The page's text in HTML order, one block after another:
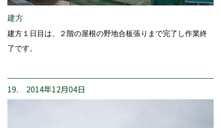
建方
建方１日目は、２階の屋根の野地合板張りまで完了し作業終
了です。
19. 2014年12月04日